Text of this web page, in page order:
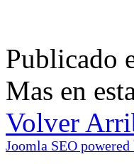
Publicado
Mas en
Volver
Joomla SEO powered